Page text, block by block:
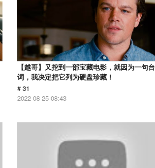
【越哥】又挖到一部宝藏电影，就因为一句台
词，我决定把它列为硬盘珍藏！
# 31
2022-08-25 08:43